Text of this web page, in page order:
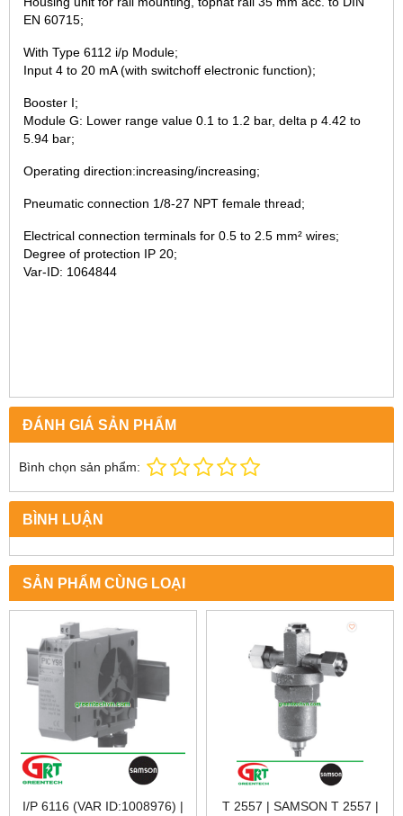
EN 60715;
With Type 6112 i/p Module;
Input 4 to 20 mA (with switchoff electronic function);
Booster I;
Module G: Lower range value 0.1 to 1.2 bar, delta p 4.42 to
5.94 bar;
Operating direction:increasing/increasing;
Pneumatic connection 1/8-27 NPT female thread;
Electrical connection terminals for 0.5 to 2.5 mm² wires;
Degree of protection IP 20;
Var-ID: 1064844
ĐÁNH GIÁ SẢN PHẨM
Bình chọn sản phẩm:
BÌNH LUẬN
SẢN PHẨM CÙNG LOẠI
I/P 6116 (VAR ID:1008976) |
T 2557 | SAMSON T 2557 |